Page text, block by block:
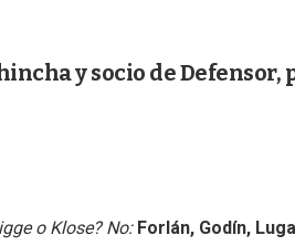
y socio de
o Klose? No: Forlán, Godín,